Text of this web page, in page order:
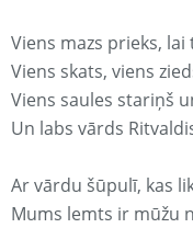
Viens mazs prieks,
Viens skats, viens
Viens saules stariņš
Un labs vārds
Ar vārdu šūpulī, kas
Mums lemts ir mūžu